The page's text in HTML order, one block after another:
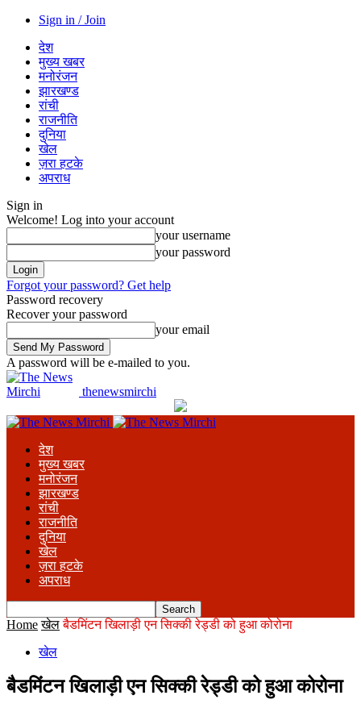
Sign in / Join
देश
मुख्य खबर
मनोरंजन
झारखण्ड
रांची
राजनीति
दुनिया
खेल
ज़रा हटके
अपराध
Sign in
Welcome! Log into your account
your username
your password
Forgot your password? Get help
Password recovery
Recover your password
your email
A password will be e-mailed to you.
thenewsmirchi
देश
मुख्य खबर
मनोरंजन
झारखण्ड
रांची
राजनीति
दुनिया
खेल
ज़रा हटके
अपराध
Home खेल बैडमिंटन खिलाड़ी एन सिक्की रेड्डी को हुआ कोरोना
खेल
बैडमिंटन खिलाड़ी एन सिक्की रेड्डी को हुआ कोरोना